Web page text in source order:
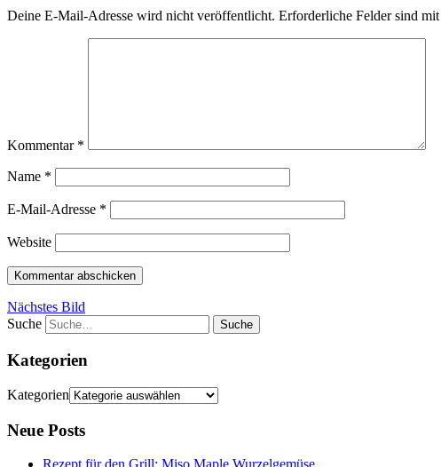
Deine E-Mail-Adresse wird nicht veröffentlicht. Erforderliche Felder sind mit
Kommentar *
Name *
E-Mail-Adresse *
Website
Nächstes Bild
Suche
Kategorien
Kategorien
Neue Posts